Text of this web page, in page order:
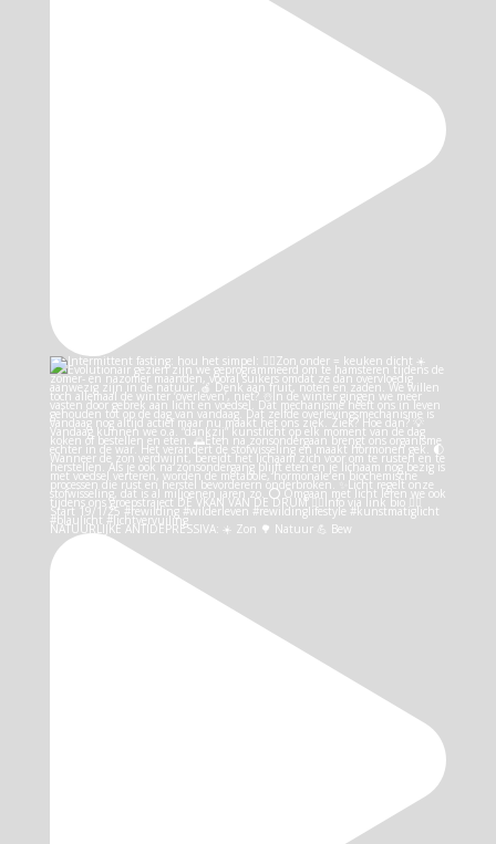
NATUURLIJKE ANTIDEPRESSIVA: ☀️ Zon 🌳 Natuur 💪 Bew